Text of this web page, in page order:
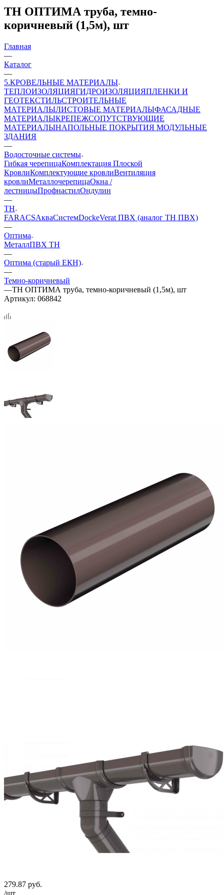
ТН ОПТИМА труба, темно-
коричневый (1,5м), шт
Главная
—
Каталог
—
5.КРОВЕЛЬНЫЕ МАТЕРИАЛЫ
ТЕПЛОИЗОЛЯЦИЯГИДРОИЗОЛЯЦИЯПЛЕНКИ И
ГЕОТЕКСТИЛЬСТРОИТЕЛЬНЫЕ
МАТЕРИАЛЫЛИСТОВЫЕ МАТЕРИАЛЫФАСАДНЫЕ
МАТЕРИАЛЫКРЕПЕЖСОПУТСТВУЮЩИЕ
МАТЕРИАЛЫНАПОЛЬНЫЕ ПОКРЫТИЯ МОДУЛЬНЫЕ
ЗДАНИЯ
—
Водосточные системы
Гибкая черепицаКомплектация Плоской
КровлиКомплектующие кровлиВентиляция
кровлиМеталлочерепицаОкна /
лестницыПрофнастилОндулин
—
ТН
FARACSАкваСистемDockeVerat ПВХ (аналог ТН ПВХ)
—
Оптима
МеталлПВХ ТН
—
Оптима (старый ЕКН)
—
Темно-коричневый
—ТН ОПТИМА труба, темно-коричневый (1,5м), шт
Артикул: 068842
279.87 руб.
/шт